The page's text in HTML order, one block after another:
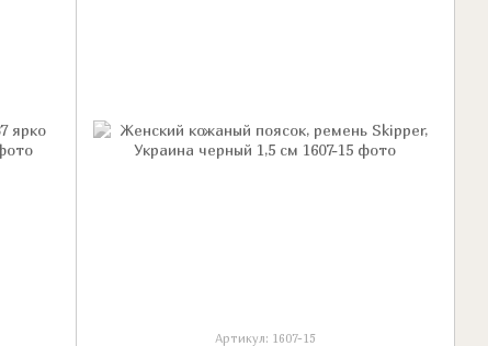
Артикул: 1607-15